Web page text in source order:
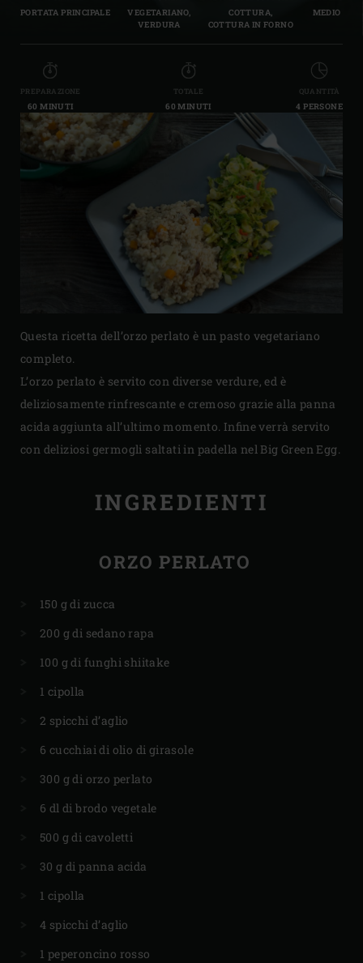
PORTATA PRINCIPALE
VEGETARIANO,
VERDURA
COTTURA,
COTTURA IN FORNO
MEDIO
PREPARAZIONE
60 MINUTI
TOTALE
60 MINUTI
QUANTITÀ
4 PERSONE
Questa ricetta dell’orzo perlato è un pasto vegetariano
completo.
L’orzo perlato è servito con diverse verdure, ed è
deliziosamente rinfrescante e cremoso grazie alla panna
acida aggiunta all’ultimo momento. Infine verrà servito
con deliziosi germogli saltati in padella nel Big Green Egg.
INGREDIENTI
ORZO PERLATO
150 g di zucca
200 g di sedano rapa
100 g di funghi shiitake
1 cipolla
2 spicchi d’aglio
6 cucchiai di olio di girasole
300 g di orzo perlato
6 dl di brodo vegetale
500 g di cavoletti
30 g di panna acida
1 cipolla
4 spicchi d’aglio
1 peperoncino rosso